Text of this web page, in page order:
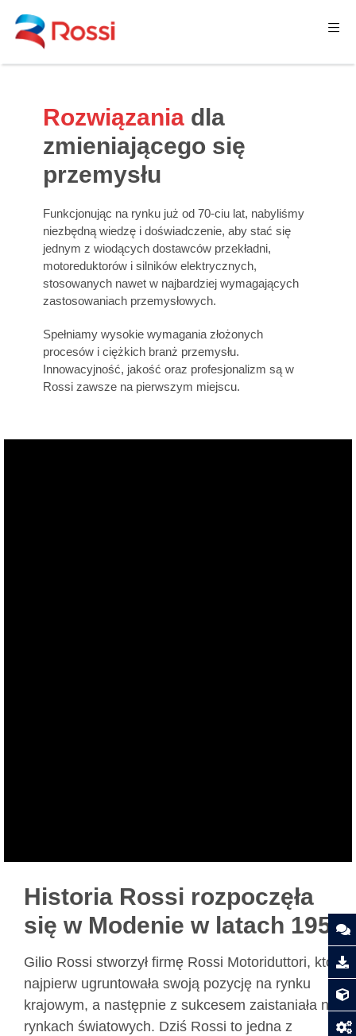
Motoreduktory oraz przekładnie
Rozwiązaniadla
zmieniającego się
przemysłu
Funkcjonując na rynku już od 70-ciu lat, nabyliśmy
niezbędną wiedzę i doświadczenie, aby stać się
jednym z wiodących dostawców przekładni,
motoreduktorów i silników elektrycznych,
stosowanych nawet w najbardziej wymagających
zastosowaniach przemysłowych.
Spełniamy wysokie wymagania złożonych
procesów i ciężkich branż przemysłu.
Innowacyjność, jakość oraz profesjonalizm są w
Rossi zawsze na pierwszym miejscu.
Historia Rossi rozpoczęła
się w Modenie w latach 1953
Gilio Rossi stworzył firmę Rossi Motoriduttori, która
najpierw ugruntowała swoją pozycję na rynku
krajowym, a następnie z sukcesem zaistaniała na
rynkach światowych. Dziś Rossi to jedna z